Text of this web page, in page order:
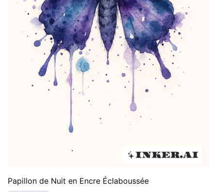
Papillon de Nuit en Encre Éclaboussée